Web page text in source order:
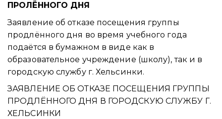
ПРОЛЁННОГО ДНЯ
Заявление об отказе посещения группы
продлённого дня во время учебного года
подаётся в бумажном в виде как в
образовательное учреждение (школу), так и в
городскую службу г. Хельсинки.
ЗАЯВЛЕНИЕ ОБ ОТКАЗЕ ПОСЕЩЕНИЯ ГРУППЫ
ПРОДЛЁННОГО ДНЯ В ГОРОДСКУЮ СЛУЖБУ Г.
ХЕЛЬСИНКИ